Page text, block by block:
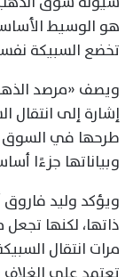
هو الوسيط
تخضع السبيكة
ويصف «مرصد
إشارة إلى انتقال
طرحها في السوق
وبياناتها جزءًا
ويؤكد وليد
ذاتها، لكنها
مرات انتقال